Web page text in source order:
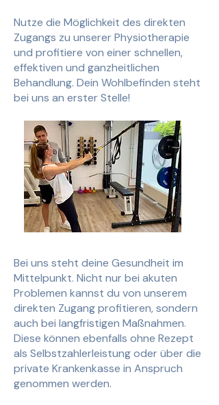
Nutze die Möglichkeit des direkten
Zugangs zu unserer Physiotherapie
und profitiere von einer schnellen,
effektiven und ganzheitlichen
Behandlung. Dein Wohlbefinden steht
bei uns an erster Stelle!
Bei uns steht deine Gesundheit im
Mittelpunkt. Nicht nur bei akuten
Problemen kannst du von unserem
direkten Zugang profitieren, sondern
auch bei langfristigen Maßnahmen.
Diese können ebenfalls ohne Rezept
als Selbstzahlerleistung oder über die
private Krankenkasse in Anspruch
genommen werden.